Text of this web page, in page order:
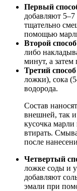
Первый
добавляют
тщательно
помощью
Второй
либо
минут, а
Третий
ложки), сока
водорода.
Состав
внешней, так
кусочка
втирать.
после
Четвертый
ложке соды и
добавляют
эмали при